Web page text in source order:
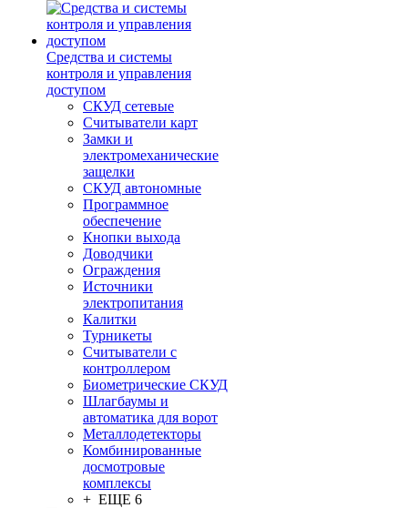
Средства и системы
контроля и управления
доступом
СКУД сетевые
Считыватели карт
Замки и
электромеханические
защелки
СКУД автономные
Программное
обеспечение
Кнопки выхода
Доводчики
Ограждения
Источники
электропитания
Калитки
Турникеты
Считыватели с
контроллером
Биометрические СКУД
Шлагбаумы и
автоматика для ворот
Металлодетекторы
Комбинированные
досмотровые
комплексы
+ ЕЩЕ 6